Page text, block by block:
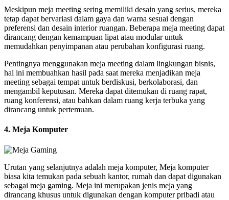
Meskipun meja meeting sering memiliki desain yang serius, mereka
tetap dapat bervariasi dalam gaya dan warna sesuai dengan
preferensi dan desain interior ruangan. Beberapa meja meeting dapat
dirancang dengan kemampuan lipat atau modular untuk
memudahkan penyimpanan atau perubahan konfigurasi ruang.
Pentingnya menggunakan meja meeting dalam lingkungan bisnis,
hal ini membuahkan hasil pada saat mereka menjadikan meja
meeting sebagai tempat untuk berdiskusi, berkolaborasi, dan
mengambil keputusan. Mereka dapat ditemukan di ruang rapat,
ruang konferensi, atau bahkan dalam ruang kerja terbuka yang
dirancang untuk pertemuan.
4. Meja Komputer
Urutan yang selanjutnya adalah meja komputer, Meja komputer
biasa kita temukan pada sebuah kantor, rumah dan dapat digunakan
sebagai meja gaming. Meja ini merupakan jenis meja yang
dirancang khusus untuk digunakan dengan komputer pribadi atau